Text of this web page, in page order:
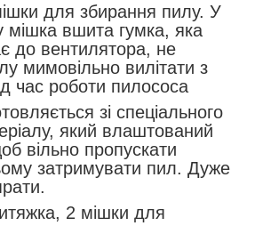
для збирання пилу. У
мішка вшита гумка, яка
до вентилятора, не
мимовільно вилітати з
час роботи пилососа
зі спеціального
який влаштований
вільно пропускати
затримувати пил. Дуже
2 мішки для